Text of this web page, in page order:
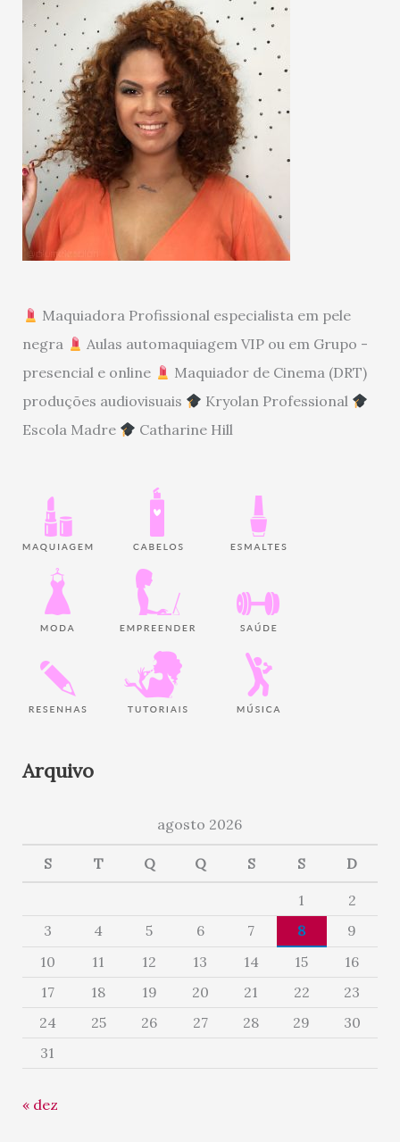
Maquiadora Profissional especialista em pele
negra
Aulas automaquiagem VIP ou em Grupo -
presencial e online
Maquiador de Cinema (DRT)
produções audiovisuais
Kryolan Professional
Escola Madre
Catharine Hill
Arquivo
agosto 2026
S T Q Q S S D
1
2
3
4 5 6 7 8
9
10
11 12 13 14 15
16
17
18 19 20 21 22
23
24
25 26 27 28 29
30
31
« dez